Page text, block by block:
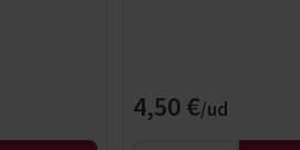
4,50 €